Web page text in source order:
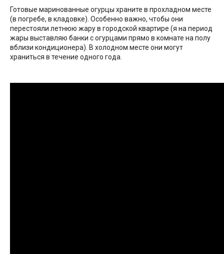
Готовые маринованные огурцы храните в прохладном месте
(в погребе, в кладовке). Особенно важно, чтобы они
перестояли летнюю жару в городской квартире (я на период
жары выставляю банки с огурцами прямо в комнате на полу
вблизи кондиционера). В холодном месте они могут
храниться в течение одного года.